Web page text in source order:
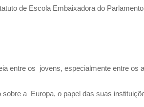
de Escola Embaixadora do
entre os jovens, especialmente entre os
a Europa, o papel das suas